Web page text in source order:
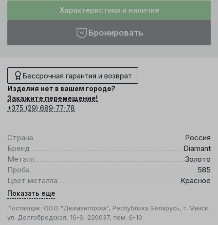
Характеристики и наличие
Бронировать
Бессрочная гарантия и возврат
Изделия нет в вашем городе?
Закажите перемещение!
+375 (29) 689-77-78
Страна
Россия
Бренд
Diamant
Металл
Золото
Проба
585
Цвет металла
Красное
Показать еще
Поставщик: ООО "Диамантпром", Республика Беларусь, г. Минск,
ул. Долгобродская, 16-6, 220037, пом. 6-10